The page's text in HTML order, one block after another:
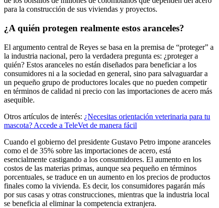
para la construcción de sus viviendas y proyectos.
¿A quién protegen realmente estos aranceles?
El argumento central de Reyes se basa en la premisa de “proteger” a
la industria nacional, pero la verdadera pregunta es: ¿proteger a
quién? Estos aranceles no están diseñados para beneficiar a los
consumidores ni a la sociedad en general, sino para salvaguardar a
un pequeño grupo de productores locales que no pueden competir
en términos de calidad ni precio con las importaciones de acero más
asequible.
Otros artículos de interés: ¿Necesitas orientación veterinaria para tu
mascota? Accede a TeleVet de manera fácil
Cuando el gobierno del presidente Gustavo Petro impone aranceles
como el de 35% sobre las importaciones de acero, está
esencialmente castigando a los consumidores. El aumento en los
costos de las materias primas, aunque sea pequeño en términos
porcentuales, se traduce en un aumento en los precios de productos
finales como la vivienda. Es decir, los consumidores pagarán más
por sus casas y otras construcciones, mientras que la industria local
se beneficia al eliminar la competencia extranjera.